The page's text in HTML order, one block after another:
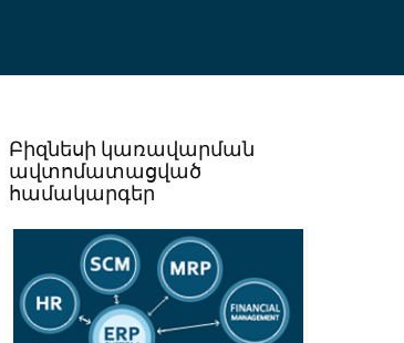
Բիզնեսի կառավարման
ավտոմատացված
համակարգեր